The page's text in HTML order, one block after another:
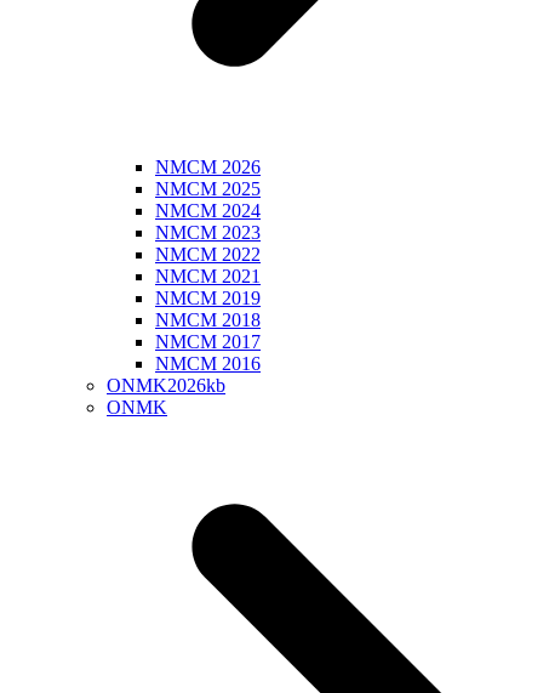
NMCM 2026
NMCM 2025
NMCM 2024
NMCM 2023
NMCM 2022
NMCM 2021
NMCM 2019
NMCM 2018
NMCM 2017
NMCM 2016
ONMK2026kb
ONMK